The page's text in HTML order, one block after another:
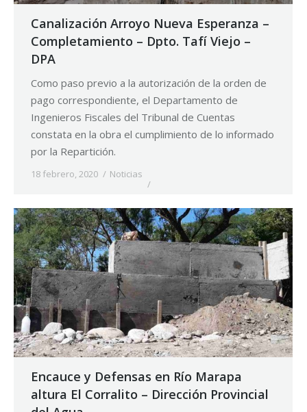
Canalización Arroyo Nueva Esperanza –
Completamiento – Dpto. Tafí Viejo –
DPA
Como paso previo a la autorización de la orden de
pago correspondiente, el Departamento de
Ingenieros Fiscales del Tribunal de Cuentas
constata en la obra el cumplimiento de lo informado
por la Repartición.
18 febrero, 2020 Noticias
Encauce y Defensas en Río Marapa
altura El Corralito – Dirección Provincial